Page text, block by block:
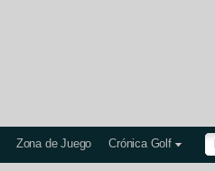
Zona de Juego Crónica Golf